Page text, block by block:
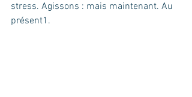
stress. Agissons : mais maintenant. Au
présent1.